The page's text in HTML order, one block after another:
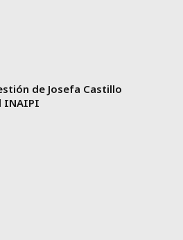
de Josefa Castillo
INAIPI